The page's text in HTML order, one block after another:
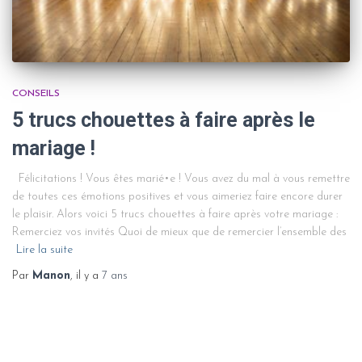
CONSEILS
5 trucs chouettes à faire après le
mariage !
Félicitations ! Vous êtes marié•e ! Vous avez du mal à vous remettre
de toutes ces émotions positives et vous aimeriez faire encore durer
le plaisir. Alors voici 5 trucs chouettes à faire après votre mariage :
Remerciez vos invités Quoi de mieux que de remercier l’ensemble des
Lire la suite
Par Manon, il y a 7 ans